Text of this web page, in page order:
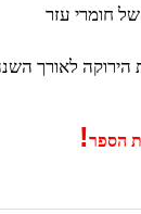
חומרי עזר
הירוקה לאורך
הספר!